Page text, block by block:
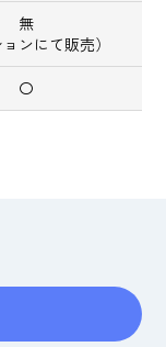
無
ョンにて販売）
〇